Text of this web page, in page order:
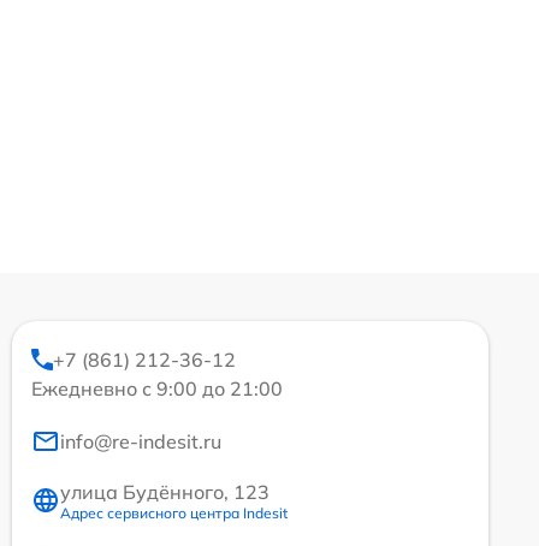
+7 (861) 212-36-12
Ежедневно с 9:00 до 21:00
info@re-indesit.ru
улица Будённого, 123
Адрес сервисного центра Indesit